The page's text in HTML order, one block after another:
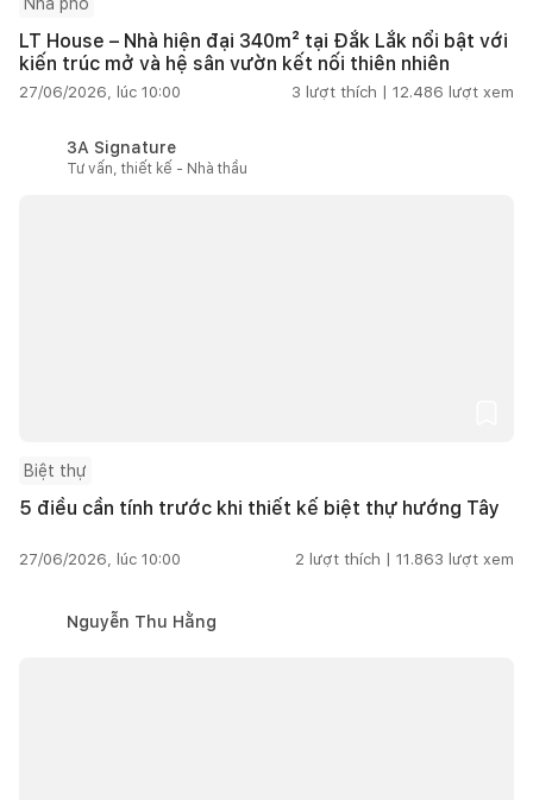
LT House – Nhà hiện đại 340m² tại Đắk Lắk nổi bật với
kiến trúc mở và hệ sân vườn kết nối thiên nhiên
27/06/2026, lúc 10:00 3 lượt thích | 12.486 lượt xem
3A Signature
Tư vấn, thiết kế - Nhà thầu
Biệt thự
5 điều cần tính trước khi thiết kế biệt thự hướng Tây
27/06/2026, lúc 10:00 2 lượt thích | 11.863 lượt xem
Nguyễn Thu Hằng